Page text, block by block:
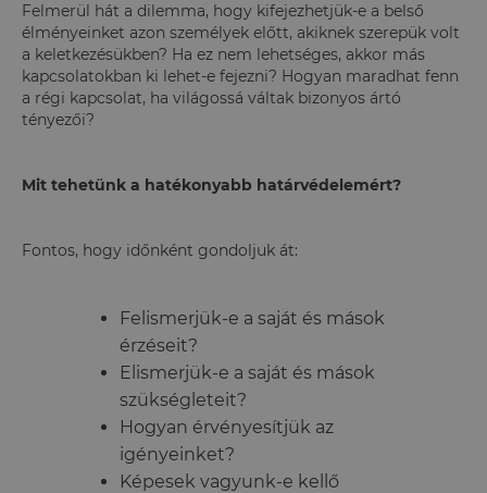
Felmerül hát a dilemma, hogy kifejezhetjük-e a belső
élményeinket azon személyek előtt, akiknek szerepük volt
a keletkezésükben? Ha ez nem lehetséges, akkor más
kapcsolatokban ki lehet-e fejezni? Hogyan maradhat fenn
a régi kapcsolat, ha világossá váltak bizonyos ártó
tényezői?
Mit tehetünk a hatékonyabb határvédelemért?
Fontos, hogy időnként gondoljuk át:
Felismerjük-e a saját és mások
érzéseit?
Elismerjük-e a saját és mások
szükségleteit?
Hogyan érvényesítjük az
igényeinket?
Képesek vagyunk-e kellő